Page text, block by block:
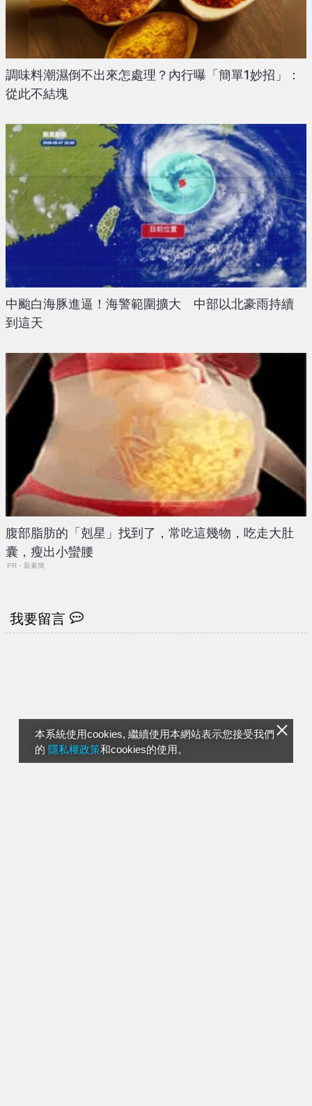
本系統使用cookies, 繼續使用本網站表示您接受我們
的 隱私權政策和cookies的使用。
調味料潮濕倒不出來怎處理？內行曝「簡單1妙招」：
從此不結塊
中颱白海豚進逼！海警範圍擴大 中部以北豪雨持續
到這天
腹部脂肪的「剋星」找到了，常吃這幾物，吃走大肚
囊，瘦出小蠻腰
PR・新素簡
我要留言